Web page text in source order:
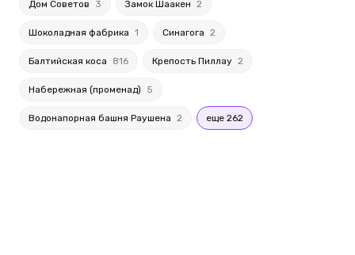
Дом Советов 3 Замок Шаакен 2
Шоколадная фабрика 1 Синагога 2
Балтийская коса 816 Крепость Пиллау 2
Набережная (променад) 5
Водонапорная башня Раушена 2 еще 262